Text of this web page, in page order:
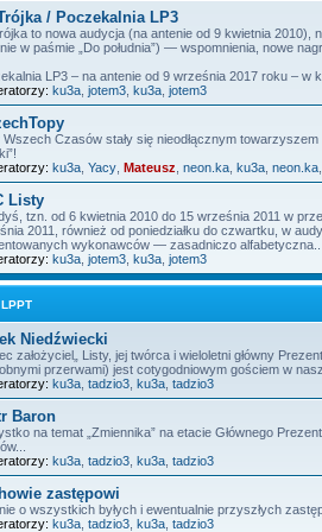
/ Poczekalnia LP3
to nowa audycja (na antenie od 9 kwietnia 2010),
w paśmie „Do południa”) — wspomnienia, nowe
LP3 – na antenie od 9 września 2017 roku – w
ku3a jotem3 ku3a jotem3
Wszech Czasów stały się nieodłącznym
ku3a Yacy Mateusz neon.ka ku3a neon.ka
Listy
tzn. od 6 kwietnia 2010 do 15 września 2011 w
2011, również od poniedziałku do czwartku, w
wykonawców — zasadniczo
ku3a jotem3 ku3a jotem3
Niedźwiecki
założyciel„ Listy, jej twórca i wieloletni główny
przerwami) jest cotygodniowym gościem w
ku3a tadzio3 ku3a tadzio3
Baron
na temat „Zmiennika” na etacie Głównego
ku3a tadzio3 ku3a tadzio3
zastępowi
o wszystkich byłych i ewentualnie przyszłych
ku3a tadzio3 ku3a tadzio3